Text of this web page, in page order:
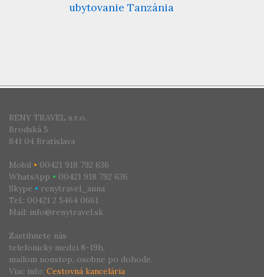
ubytovanie Tanzánia
RENY TRAVEL s.r.o.
Brodská 5
841 04 Bratislava
Mobil • 00421 918 792 636
WhatsApp • 00421 918 792 636
Skype • renytravel_anna
Tel.: 00421 2 5464 0661
Mail: info@renytravel.sk
Zastihnete nás
telefonicky medzi 8-19h,
mailom nonstop, osobne po dohode.
Viac info: Cestovná kancelária